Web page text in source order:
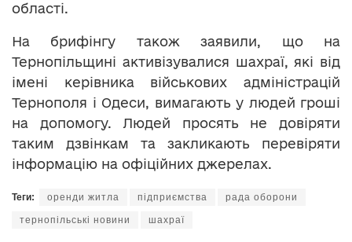
області.
На брифінгу також заявили, що на
Тернопільщині активізувалися шахраї, які від
імені керівника військових адміністрацій
Тернополя і Одеси, вимагають у людей гроші
на допомогу. Людей просять не довіряти
таким дзвінкам та закликають перевіряти
інформацію на офіційних джерелах.
Теги: оренди житла підприємства рада оборони
тернопільські новини шахраї